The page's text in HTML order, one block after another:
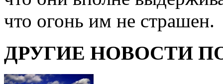
что огонь им не страшен.
ДРУГИЕ НОВОСТИ